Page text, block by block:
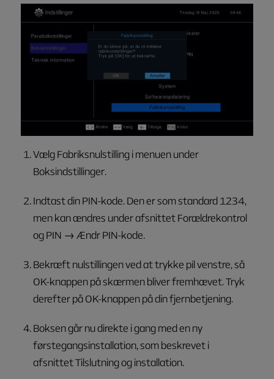
VælgFabriksnulstillingi menuen under
Boksindstillinger.
Indtast din PIN-kode. Den er som standard1234,
men kan ændres under afsnittetForældrekontrol
og PIN → Ændr PIN-kode.
Bekræft nulstillingen ved at trykke pil venstre, så
OK-knappen på skærmen bliver fremhævet. Tryk
derefter på OK-knappen på din fjernbetjening.
Boksen går nu direkte i gang med en ny
førstegangsinstallation, som beskrevet i
afsnittetTilslutning og installation.